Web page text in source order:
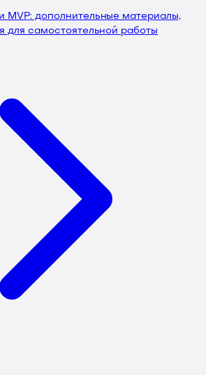
MVP: дополнительные материалы,
для самостоятельной работы